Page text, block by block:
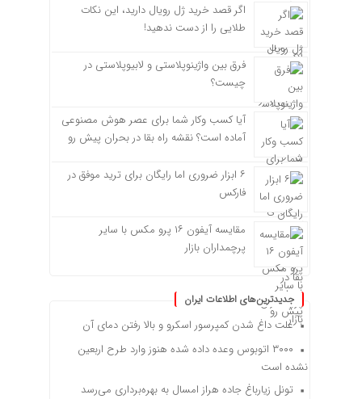
اگر قصد خرید ژل رویال دارید، این نکات
طلایی را از دست ندهید!
فرق بین واژینوپلاستی و لابیوپلاستی در
چیست؟
آیا کسب وکار شما برای عصر هوش مصنوعی
آماده است؟ نقشه راه بقا در بحران پیش رو
۶ ابزار ضروری اما رایگان برای ترید موفق در
فارکس
مقایسه آیفون ۱۶ پرو مکس با سایر
پرچمداران بازار
جدیدترین‌های اطلاعات ایران
علت داغ شدن کمپرسور اسکرو و بالا رفتن دمای آن
۳۰۰۰ اتوبوس وعده داده شده هنوز وارد طرح اربعین
نشده است
تونل زیارباغ جاده هراز امسال به بهره‌برداری می‌رسد